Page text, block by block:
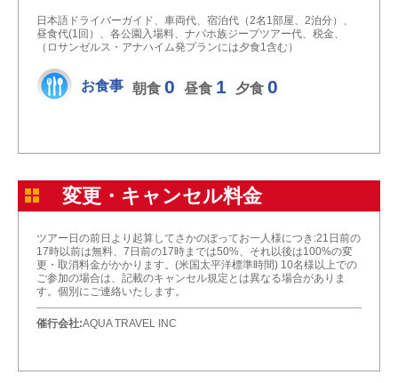
日本語ドライバーガイド、車両代、宿泊代（2名1部屋、2泊分）、
昼食代(1回）、各公園入場料、ナバホ族ジープツアー代、税金、
（ロサンゼルス・アナハイム発プランには夕食1含む）
お食事 朝食 0 昼食 1 夕食 0
変更・キャンセル料金
ツアー日の前日より起算してさかのぼってお一人様につき:21日前の
17時以前は無料、7日前の17時までは50%、それ以後は100%の変
更・取消料金がかかります。(米国太平洋標準時間) 10名様以上での
ご参加の場合は、記載のキャンセル規定とは異なる場合がありま
す。個別にご連絡いたします。
催行会社:AQUA TRAVEL INC